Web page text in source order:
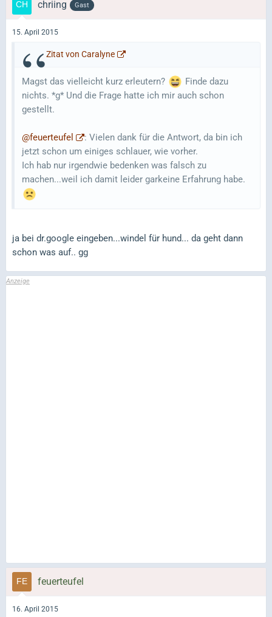
chriing Gast
15. April 2015
Zitat von Caralyne
Magst das vielleicht kurz erleutern?
Finde dazu
nichts. *g* Und die Frage hatte ich mir auch schon
gestellt.
@feuerteufel
: Vielen dank für die Antwort, da bin ich
jetzt schon um einiges schlauer, wie vorher.
Ich hab nur irgendwie bedenken was falsch zu
machen...weil ich damit leider garkeine Erfahrung habe.
ja bei dr.google eingeben...windel für hund... da geht dann
schon was auf.. gg
feuerteufel
16. April 2015